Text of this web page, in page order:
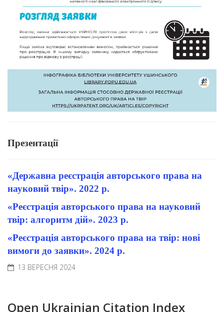
Презентації
«Державна реєстрація авторського права на
науковий твір». 2022 р.
«Реєстрація авторського права на науковий
твір: алгоритм дій». 2023 р.
«Реєстрація авторського права на твір: нові
вимоги до заявки». 2024 р.
13 ВЕРЕСНЯ 2024
Open Ukrainian Citation Index